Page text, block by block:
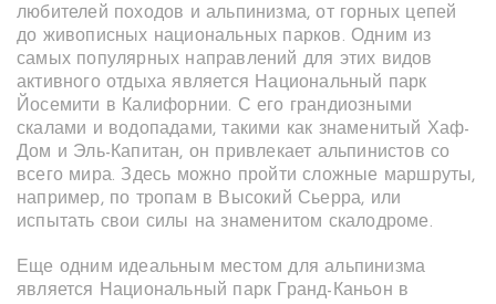
любителей походов и альпинизма, от горных цепей
до живописных национальных парков. Одним из
самых популярных направлений для этих видов
активного отдыха является Национальный парк
Йосемити в Калифорнии. С его грандиозными
скалами и водопадами, такими как знаменитый Хаф-
Дом и Эль-Капитан, он привлекает альпинистов со
всего мира. Здесь можно пройти сложные маршруты,
например, по тропам в Высокий Сьерра, или
испытать свои силы на знаменитом скалодроме.
Еще одним идеальным местом для альпинизма
является Национальный парк Гранд-Каньон в